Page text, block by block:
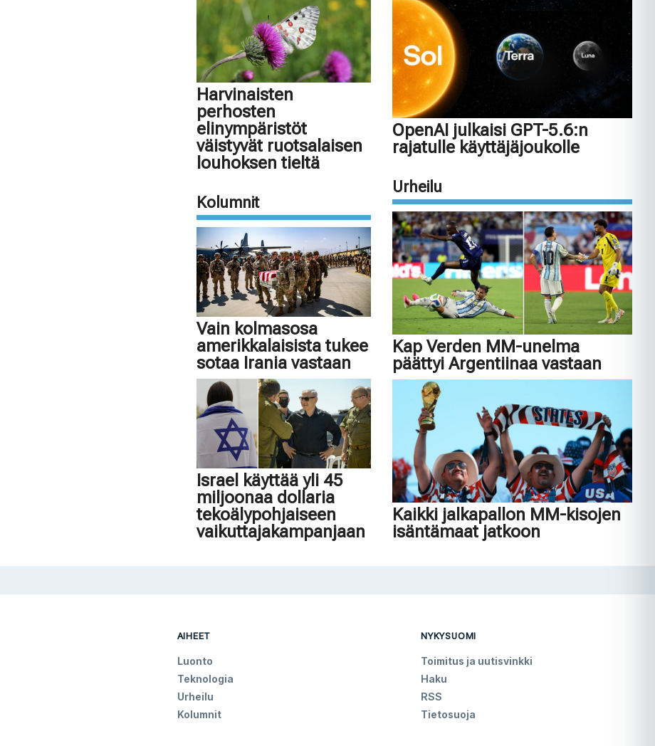
Harvinaisten
perhosten
elinympäristöt
väistyvät ruotsalaisen
louhoksen tieltä
Kolumnit
Vain kolmasosa
amerikkalaisista tukee
sotaa Irania vastaan
Israel käyttää yli 45
miljoonaa dollaria
tekoälypohjaiseen
vaikuttajakampanjaan
OpenAI julkaisi GPT-5.6:n
rajatulle käyttäjäjoukolle
Urheilu
Kap Verden MM-unelma
päättyi Argentiinaa vastaan
Kaikki jalkapallon MM-kisojen
isäntämaat jatkoon
AIHEET
Luonto
Teknologia
Urheilu
Kolumnit
NYKYSUOMI
Toimitus ja uutisvinkki
Haku
RSS
Tietosuoja